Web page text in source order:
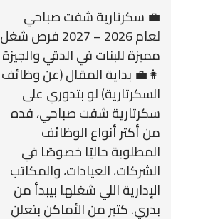
💼 سكرتارية شفت صباحي
لعام 2026 – 2027 فرص شغل
مميزة للبنات في الدقي والجيزة
👩‍💼 بداية المقال (عن وظائف
السكرتارية) لو بتدوري على
سكرتارية شفت صباحي، فده
من أكتر أنواع الوظائف
المطلوبة حاليًا خصوصًا في
الشركات، العيادات، والمكاتب
الإدارية اللي شغلها بيبدأ من
بدري. كتير من الأماكن بتعلن